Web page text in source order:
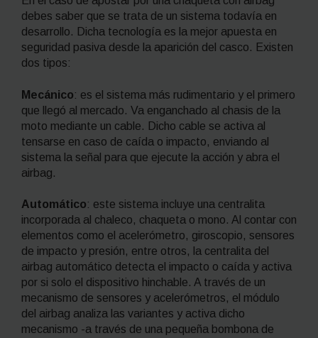
debes saber que se trata de un sistema todavía en
desarrollo. Dicha tecnología es la mejor apuesta en
seguridad pasiva desde la aparición del casco. Existen
dos tipos:
Mecánico: es el sistema más rudimentario y el primero
que llegó al mercado. Va enganchado al chasis de la
moto mediante un cable. Dicho cable se activa al
tensarse en caso de caída o impacto, enviando al
sistema la señal para que ejecute la acción y abra el
airbag.
Automático: este sistema incluye una centralita
incorporada al chaleco, chaqueta o mono. Al contar con
elementos como el acelerómetro, giroscopio, sensores
de impacto y presión, entre otros, la centralita del
airbag automático detecta el impacto o caída y activa
por si solo el dispositivo hinchable. A través de un
mecanismo de sensores y acelerómetros, el módulo
del airbag analiza las variantes y activa dicho
mecanismo -a través de una pequeña bombona de